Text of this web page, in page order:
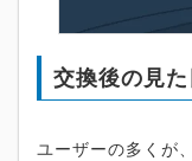
交換後の見
ユーザーの多くが、